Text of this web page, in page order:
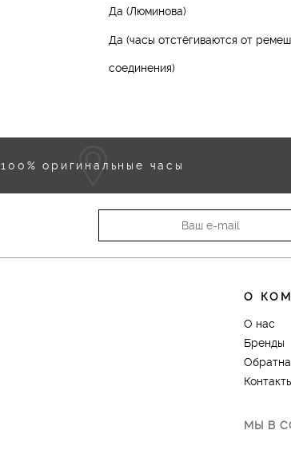
Да (Люминова)
Да (часы отстёгиваются от
соединения)
100% оригинальные часы
О
О нас
Бренды
МЫ В